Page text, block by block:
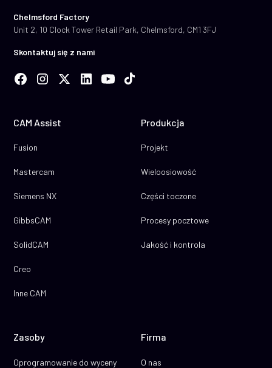
Chelmsford Factory
Unit 2, 10 Clock Tower Retail Park, Chelmsford, CM1 3FJ
Skontaktuj się z nami
CAM Assist
Fusion
Mastercam
Siemens NX
GibbsCAM
SolidCAM
Creo
Inne CAM
Produkcja
Projekt
Wieloosiowość
Części toczone
Procesy pocztowe
Jakość i kontrola
Zasoby
Oprogramowanie do wyceny
Firma
O nas